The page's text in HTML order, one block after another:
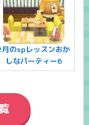
月のspレッスンおか
しなパーティー6